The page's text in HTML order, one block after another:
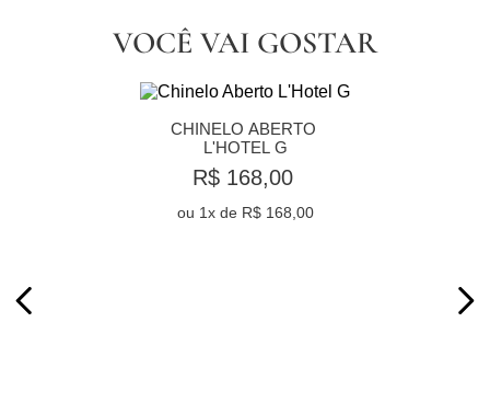
VOCÊ VAI GOSTAR
CHINELO ABERTO
L'HOTEL G
R$ 168,00
ou 1x de R$ 168,00